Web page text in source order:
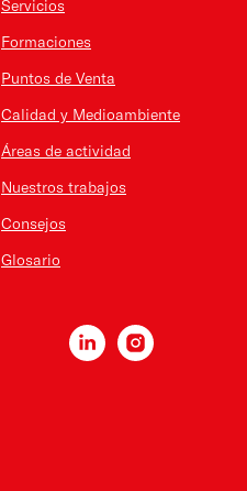
Servicios
Formaciones
Puntos de Venta
Calidad y Medioambiente
Áreas de actividad
Nuestros trabajos
Consejos
Glosario